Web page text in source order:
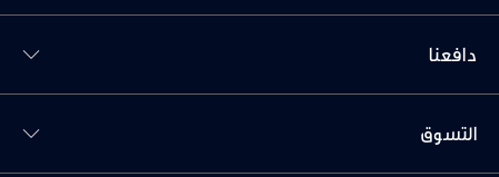
دافعنا
التسوق